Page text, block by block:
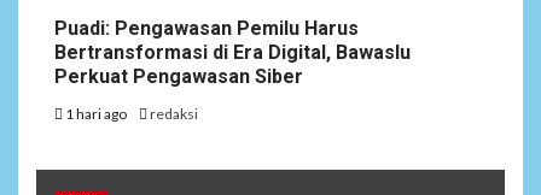
Puadi: Pengawasan Pemilu Harus
Bertransformasi di Era Digital, Bawaslu
Perkuat Pengawasan Siber
1 hari ago redaksi